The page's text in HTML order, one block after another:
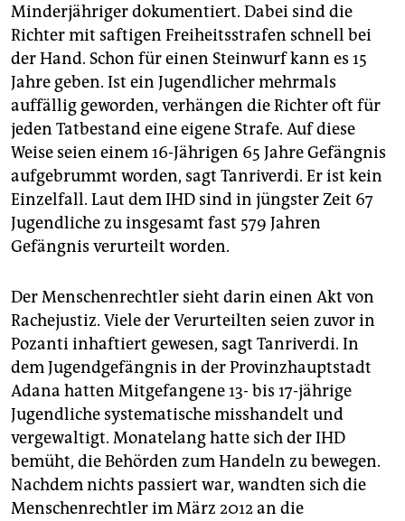
Minderjähriger dokumentiert. Dabei sind die
Richter mit saftigen Freiheitsstrafen schnell bei
der Hand. Schon für einen Steinwurf kann es 15
Jahre geben. Ist ein Jugendlicher mehrmals
auffällig geworden, verhängen die Richter oft für
jeden Tatbestand eine eigene Strafe. Auf diese
Weise seien einem 16-Jährigen 65 Jahre Gefängnis
aufgebrummt worden, sagt Tanriverdi. Er ist kein
Einzelfall. Laut dem IHD sind in jüngster Zeit 67
Jugendliche zu insgesamt fast 579 Jahren
Gefängnis verurteilt worden.
Der Menschenrechtler sieht darin einen Akt von
Rachejustiz. Viele der Verurteilten seien zuvor in
Pozanti inhaftiert gewesen, sagt Tanriverdi. In
dem Jugendgefängnis in der Provinzhauptstadt
Adana hatten Mitgefangene 13- bis 17-jährige
Jugendliche systematische misshandelt und
vergewaltigt. Monatelang hatte sich der IHD
bemüht, die Behörden zum Handeln zu bewegen.
Nachdem nichts passiert war, wandten sich die
Menschenrechtler im März 2012 an die